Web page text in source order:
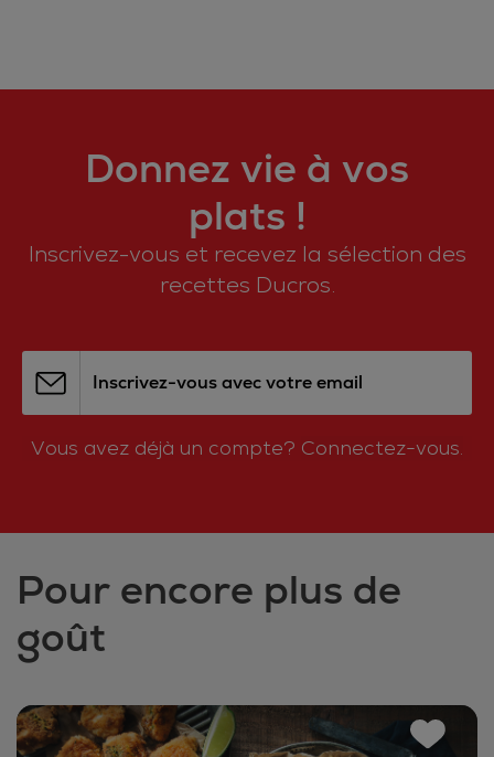
Donnez vie à vos
plats !
Inscrivez-vous et recevez la sélection des
recettes Ducros.
Inscrivez-vous avec votre email
Vous avez déjà un compte? Connectez-vous.
Pour encore plus de
goût